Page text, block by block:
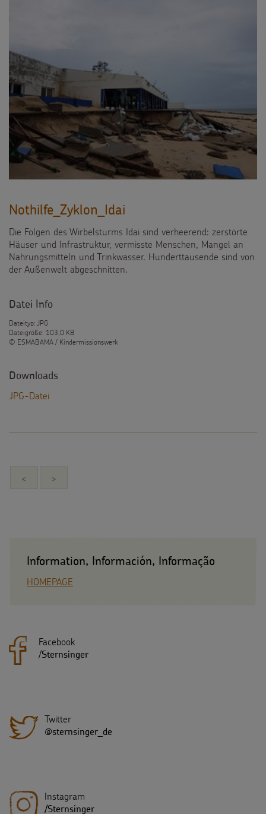
Nothilfe_Zyklon_Idai
Die Folgen des Wirbelsturms Idai sind verheerend: zerstörte
Häuser und Infrastruktur, vermisste Menschen, Mangel an
Nahrungsmitteln und Trinkwasser. Hunderttausende sind von
der Außenwelt abgeschnitten.
Datei Info
Dateityp: JPG
Dateigröße: 103,0 KB
© ESMABAMA / Kindermissionswerk
Downloads
JPG-Datei
< >
Information, Información, Informação
HOMEPAGE
Facebook
/Sternsinger
Twitter
@sternsinger_de
Instagram
/Sternsinger